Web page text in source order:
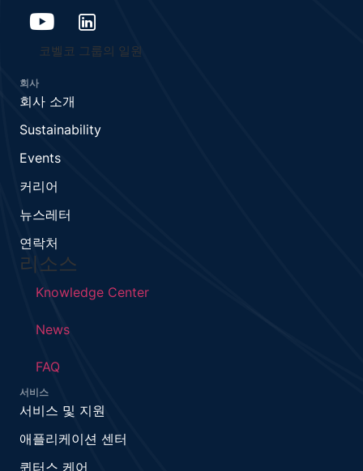
코벨코 그룹의 일원
회사
회사 소개
Sustainability
Events
커리어
뉴스레터
연락처
리소스
Knowledge Center
News
FAQ
서비스
서비스 및 지원
애플리케이션 센터
퀸터스 케어